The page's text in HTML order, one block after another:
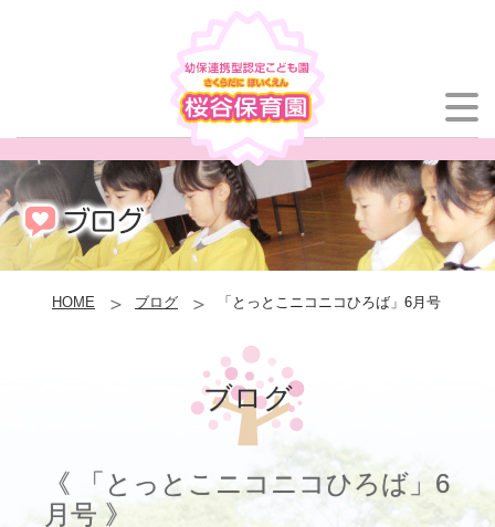
HOME ブログ 「とっとこニコニコひろば」6月号
ブログ
《 「とっとこニコニコひろば」6
月号 》